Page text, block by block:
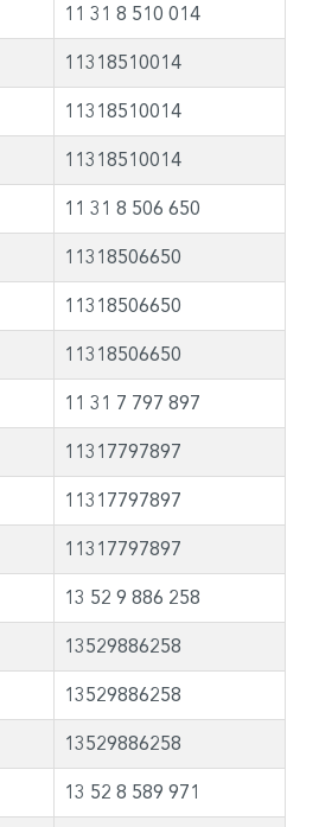
11 31 8 510 014
11318510014
11318510014
11318510014
11 31 8 506 650
11318506650
11318506650
11318506650
11 31 7 797 897
11317797897
11317797897
11317797897
13 52 9 886 258
13529886258
13529886258
13529886258
13 52 8 589 971